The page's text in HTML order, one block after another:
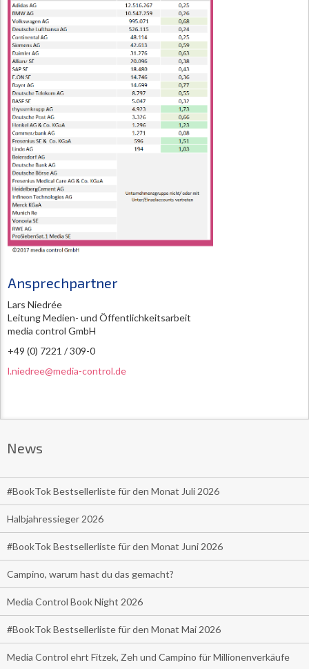
Ansprechpartner
Lars Niedrée
Leitung Medien- und Öffentlichkeitsarbeit
media control GmbH
+49 (0) 7221 / 309-0
l.niedree@media-control.de
News
#BookTok Bestsellerliste für den Monat Juli 2026
Halbjahressieger 2026
#BookTok Bestsellerliste für den Monat Juni 2026
Campino, warum hast du das gemacht?
Media Control Book Night 2026
#BookTok Bestsellerliste für den Monat Mai 2026
Media Control ehrt Fitzek, Zeh und Campino für Millionenverkäufe